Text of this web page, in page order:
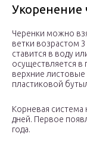
Укоренение
Черенки можно
ветки возрастом
ставится в воду
осуществляется в
верхние листовые
пластиковой
Корневая система
дней. Первое
года.